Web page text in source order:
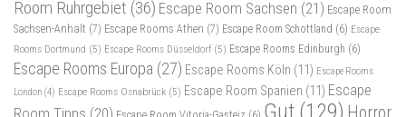
Room Ruhrgebiet (36) Escape Room Sachsen (21) Escape Room
Sachsen-Anhalt (7) Escape Rooms Athen (7) Escape Room Schottland (6) Escape
Rooms Dortmund (5) Escape Rooms Düsseldorf (5) Escape Rooms Edinburgh (6)
Escape Rooms Europa (27) Escape Rooms Köln (11) Escape Rooms
London (4) Escape Rooms Osnabrück (5) Escape Room Spanien (11) Escape
Gut (129)